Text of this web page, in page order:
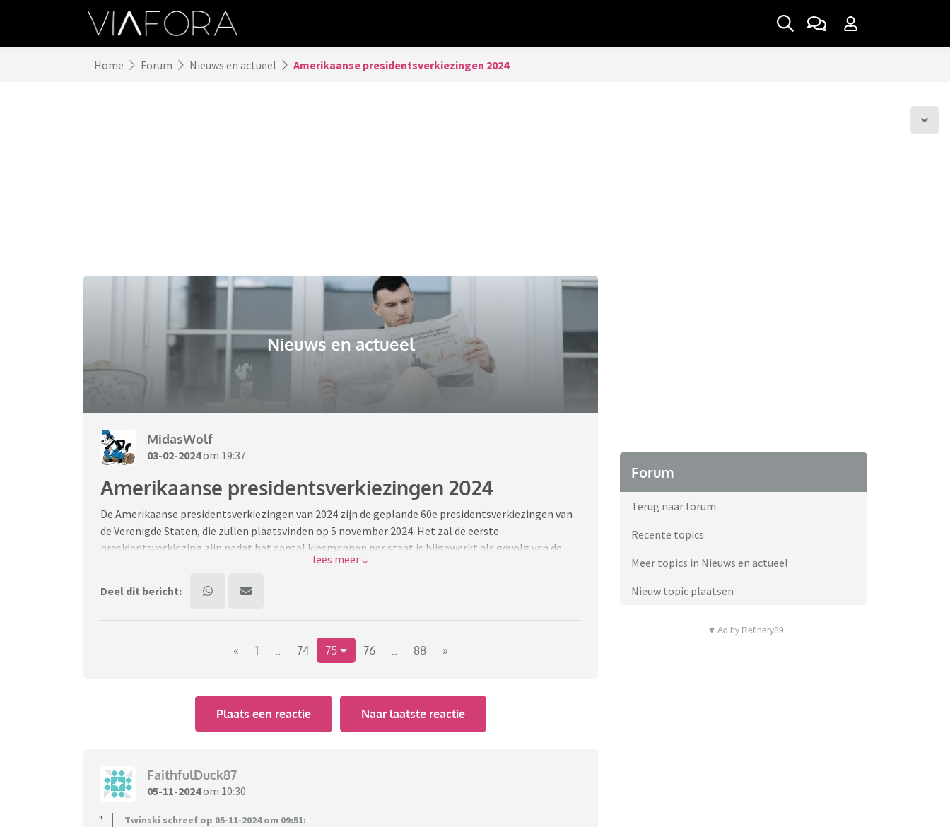
Home Forum Nieuws en actueel Amerikaanse presidentsverkiezingen 2024
Nieuws en actueel
MidasWolf
03-02-2024om 19:37
Amerikaanse presidentsverkiezingen 2024
De Amerikaanse presidentsverkiezingen van 2024 zijn de geplande 60e presidentsverkiezingen van
de Verenigde Staten, die zullen plaatsvinden op 5 november 2024. Het zal de eerste
presidentsverkiezing zijn nadat het aantal kiesmannen per staat is bijgewerkt als gevolg van de
Nog eens 4 jaar Joe Biden, of wordt het een nieuwe periode Donald Trump? De strijd om het Witte
Schrijf hier mee over deze belangrijke verkiezingen, op een wereldtoneel waarin veel gebeurd op dit
Deel dit bericht:
« 1 .. 74 75 76 .. 88 »
Plaats een reactie Naar laatste reactie
FaithfulDuck87
05-11-2024om 10:30
Twinski schreef op 05-11-2024 om 09:51:
Forum
Terug naar forum
Recente topics
Meer topics in Nieuws en actueel
Nieuw topic plaatsen
▼ Ad by Refinery89